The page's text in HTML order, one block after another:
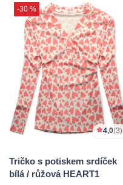
-30 %
4,0(3)
Tričko s potiskem srdíček
bílá / růžová HEART1